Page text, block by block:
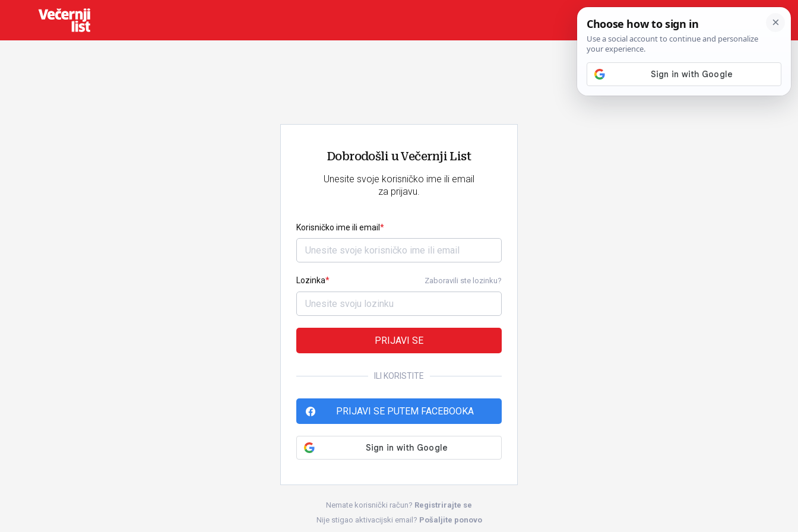
Dobrodošli u Večernji List
Unesite svoje korisničko ime ili email
za prijavu.
Korisničko ime ili email
Lozinka Zaboravili ste lozinku?
PRIJAVI SE
ILI KORISTITE
PRIJAVI SE PUTEM FACEBOOKA
Nemate korisnički račun? Registrirajte se
Nije stigao aktivacijski email? Pošaljite ponovo